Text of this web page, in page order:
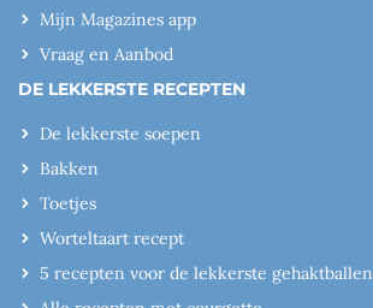
Mijn Magazines app
Vraag en Aanbod
DE LEKKERSTE RECEPTEN
De lekkerste soepen
Bakken
Toetjes
Worteltaart recept
5 recepten voor de lekkerste gehaktballen